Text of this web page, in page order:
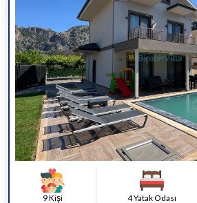
9 Kişi 4 Yatak Odası